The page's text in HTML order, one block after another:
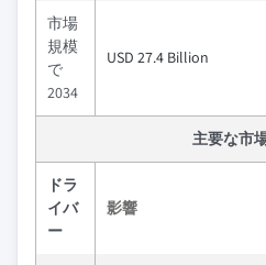
市場
規模
で
2034
USD 27.4 Billion
主要な市
ドラ
イバ
ー
影響